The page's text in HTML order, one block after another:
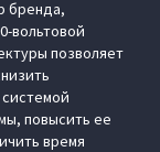
бренда,
вольтовой
позволяет
повысить ее
время